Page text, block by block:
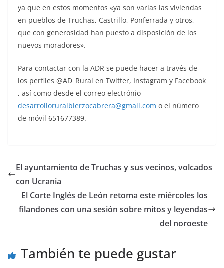
ya que en estos momentos «ya son varias las viviendas
en pueblos de Truchas, Castrillo, Ponferrada y otros,
que con generosidad han puesto a disposición de los
nuevos moradores».
Para contactar con la ADR se puede hacer a través de
los perfiles @AD_Rural en Twitter, Instagram y Facebook
, así como desde el correo electrónio
desarrolloruralbierzocabrera@gmail.com o el número
de móvil 651677389.
El ayuntamiento de Truchas y sus vecinos, volcados
con Ucrania
El Corte Inglés de León retoma este miércoles los
filandones con una sesión sobre mitos y leyendas
del noroeste
También te puede gustar